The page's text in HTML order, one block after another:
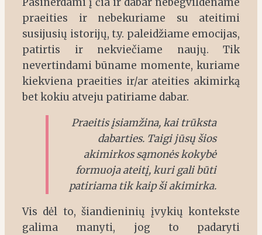
praeities ir nebekuriame su ateitimi
susijusių istorijų, t.y. paleidžiame emocijas,
patirtis ir nekviečiame naujų. Tik
nevertindami būname momente, kuriame
kiekviena praeities ir/ar ateities akimirką
bet kokiu atveju patiriame dabar.
Praeitis įsiamžina, kai trūksta
dabarties. Taigi jūsų šios
akimirkos sąmonės kokybė
formuoja ateitį, kuri gali būti
patiriama tik kaip ši akimirka.
Vis dėl to, šiandieninių įvykių kontekste
galima manyti, jog to padaryti